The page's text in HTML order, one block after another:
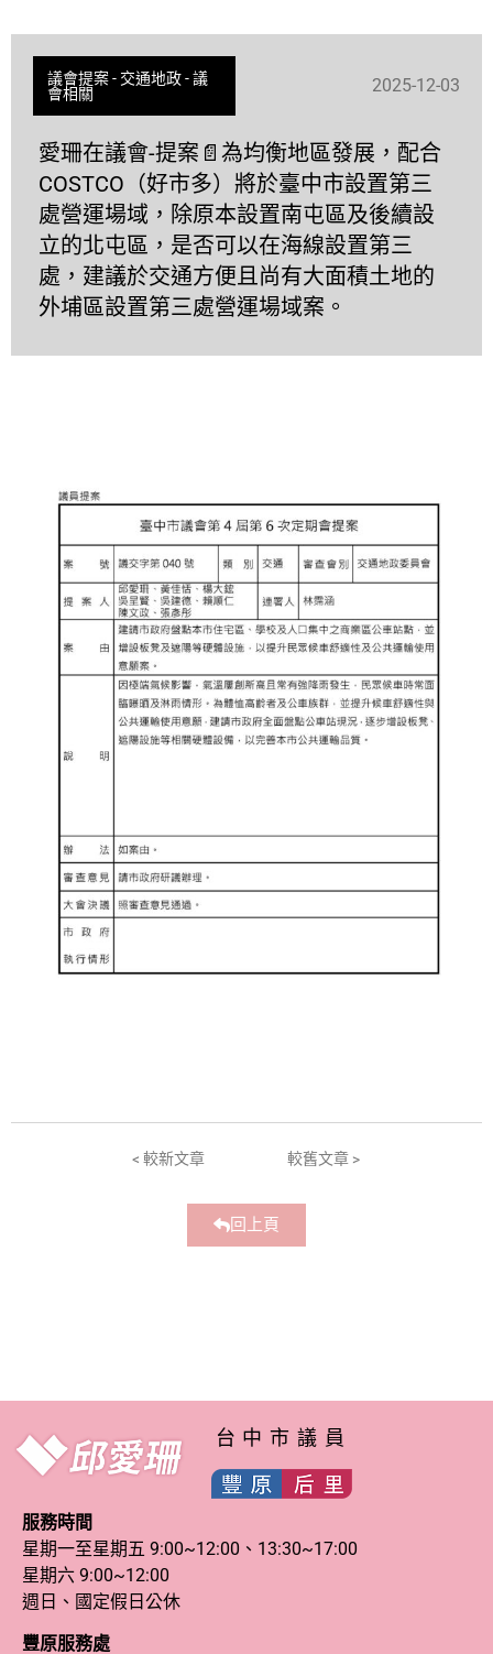
議會提案- 交通地政-議
會相關
2025-12-03
愛珊在議會-提案📄為均衡地區發展，配合
COSTCO（好市多）將於臺中市設置第三
處營運場域，除原本設置南屯區及後續設
立的北屯區，是否可以在海線設置第三
處，建議於交通方便且尚有大面積土地的
外埔區設置第三處營運場域案。
< 較新文章 較舊文章 >
回上頁
台中市議員
服務時間
星期一至星期五 9:00~12:00、13:30~17:00
星期六 9:00~12:00
週日、國定假日公休
豐原服務處